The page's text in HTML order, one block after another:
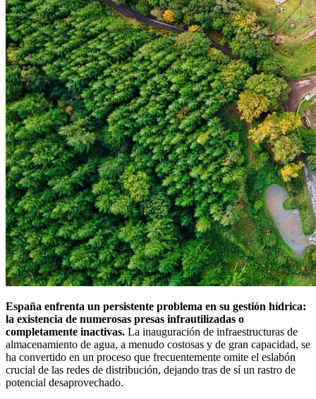
España enfrenta un persistente problema en su gestión hídrica:
la existencia de numerosas presas infrautilizadas o
completamente inactivas. La inauguración de infraestructuras de
almacenamiento de agua, a menudo costosas y de gran capacidad, se
ha convertido en un proceso que frecuentemente omite el eslabón
crucial de las redes de distribución, dejando tras de sí un rastro de
potencial desaprovechado.